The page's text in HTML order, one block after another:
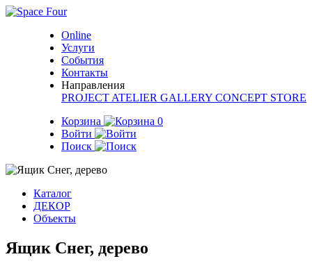
Online
Услуги
События
Контакты
Направления
PROJECT ATELIER GALLERY CONCEPT STORE
Корзина
0
Войти
Поиск
Каталог
ДЕКОР
Объекты
Ящик Снег, дерево